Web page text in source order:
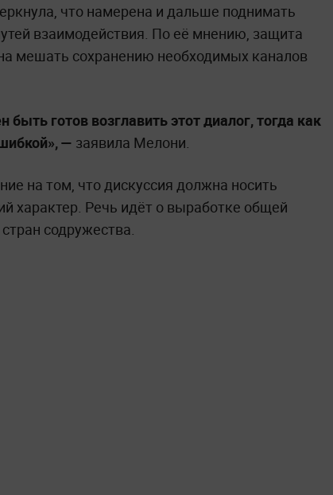
что намерена и дальше поднимать
взаимодействия. По её мнению, защита
мешать сохранению необходимых каналов
готов возглавить этот диалог, тогда как
— заявила Мелони.
на том, что дискуссия должна носить
характер. Речь идёт о выработке общей
содружества.